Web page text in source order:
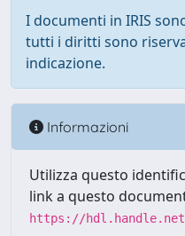
I documenti in IRIS
tutti i diritti sono
indicazione.
Informazioni
Utilizza questo
link a questo
https://hdl.handle.net/